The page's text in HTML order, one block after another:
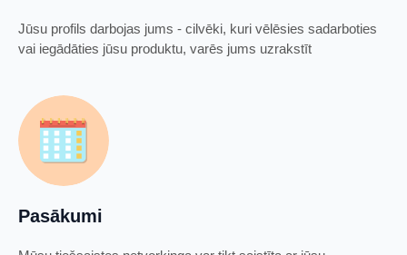
Jūsu profils darbojas jums - cilvēki, kuri vēlēsies sadarboties
vai iegādāties jūsu produktu, varēs jums uzrakstīt
Pasākumi